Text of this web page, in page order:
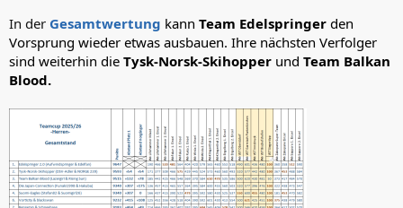
In der Gesamtwertung kann Team Edelspringer den
Vorsprung wieder etwas ausbauen. Ihre nächsten Verfolger
sind weiterhin die Tysk-Norsk-Skihopper und Team Balkan
Blood.